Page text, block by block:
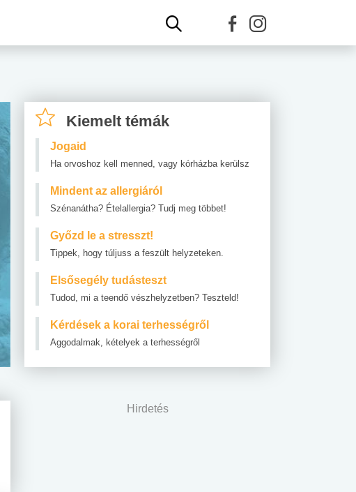
Kiemelt témák
Jogaid
Ha orvoshoz kell menned, vagy kórházba kerülsz
Mindent az allergiáról
Szénanátha? Ételallergia? Tudj meg többet!
Győzd le a stresszt!
Tippek, hogy túljuss a feszült helyzeteken.
Elsősegély tudásteszt
Tudod, mi a teendő vészhelyzetben? Teszteld!
Kérdések a korai terhességről
Aggodalmak, kételyek a terhességről
Hirdetés